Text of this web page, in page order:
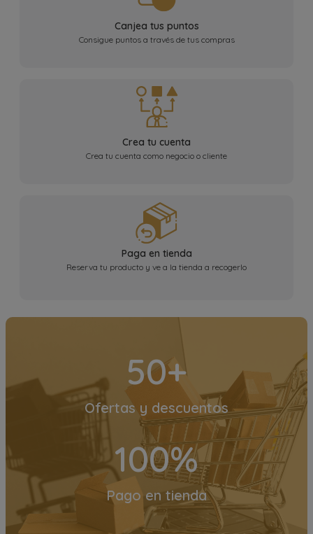
Canjea tus puntos
Consigue puntos a través de tus compras
Crea tu cuenta
Crea tu cuenta como negocio o cliente
Paga en tienda
Reserva tu producto y ve a la tienda a recogerlo
50+
Ofertas y descuentos
100%
Pago en tienda